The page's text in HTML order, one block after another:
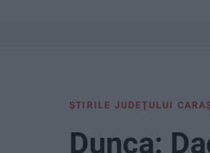
ŞTIRILE JUDEŢULUI
Dunca: